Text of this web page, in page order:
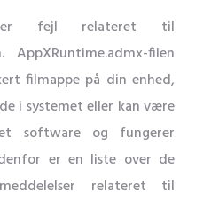
fejl relateret til
AppXRuntime.admx-filen
filmappe på din enhed,
i systemet eller kan være
software og fungerer
er en liste over de
relateret til